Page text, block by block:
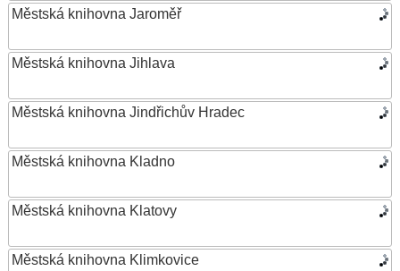
Městská knihovna Jaroměř
Městská knihovna Jihlava
Městská knihovna Jindřichův Hradec
Městská knihovna Kladno
Městská knihovna Klatovy
Městská knihovna Klimkovice